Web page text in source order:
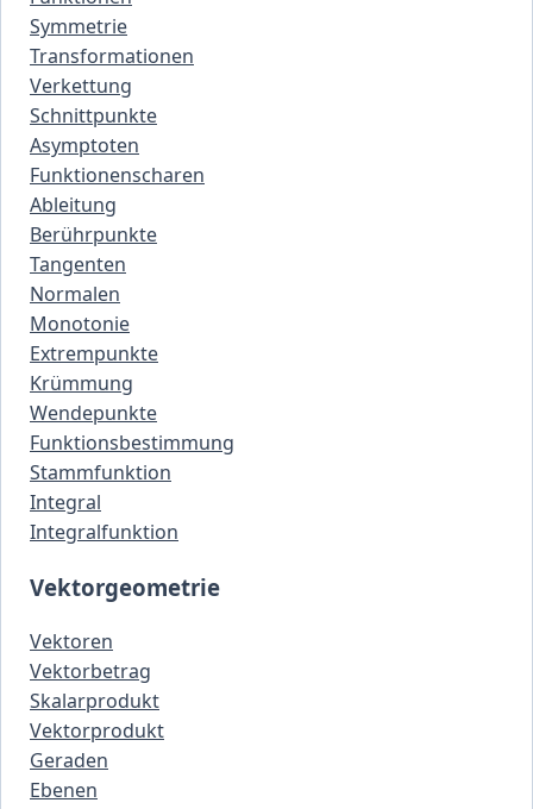
Symmetrie
Transformationen
Verkettung
Schnittpunkte
Asymptoten
Funktionenscharen
Ableitung
Berührpunkte
Tangenten
Normalen
Monotonie
Extrempunkte
Krümmung
Wendepunkte
Funktionsbestimmung
Stammfunktion
Integral
Integralfunktion
Vektorgeometrie
Vektoren
Vektorbetrag
Skalarprodukt
Vektorprodukt
Geraden
Ebenen